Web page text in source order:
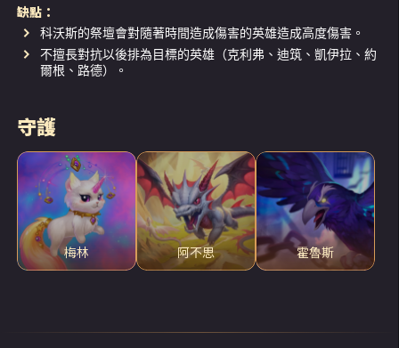
缺點：
科沃斯的祭壇會對隨著時間造成傷害的英雄造成高度傷害。
不擅長對抗以後排為目標的英雄（克利弗、迪筑、凱伊拉、約
爾根、路德）。
守護
梅林 阿不思 霍魯斯